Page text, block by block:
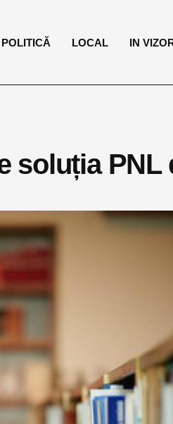
POLITICĂ LOCAL IN
soluția PNL